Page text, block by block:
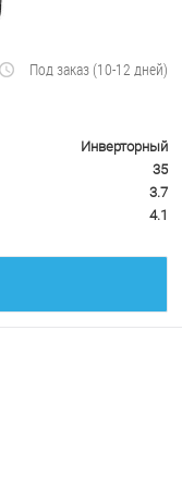
Под заказ (10-12 дней)
Инверторный
35
3.7
4.1